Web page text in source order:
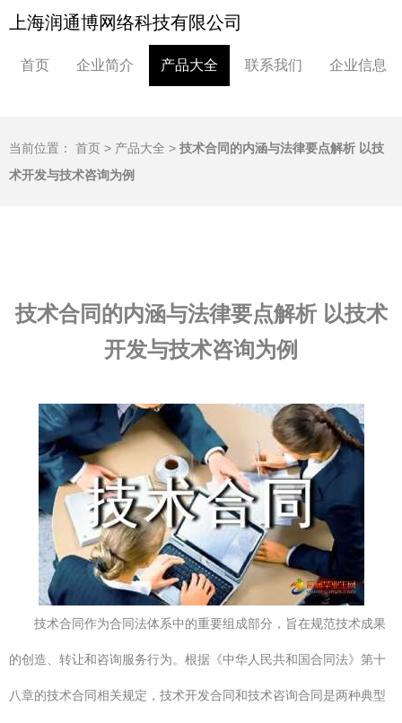
上海润通博网络科技有限公司
首页 企业简介 产品大全 联系我们 企业信息
当前位置： 首页 > 产品大全 > 技术合同的内涵与法律要点解析 以技
术开发与技术咨询为例
技术合同的内涵与法律要点解析 以技术
开发与技术咨询为例
技术合同作为合同法体系中的重要组成部分，旨在规范技术成果
的创造、转让和咨询服务行为。根据《中华人民共和国合同法》第十
八章的技术合同相关规定，技术开发合同和技术咨询合同是两种典型